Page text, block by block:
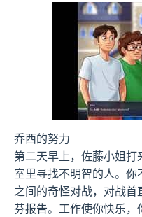
乔西的努力
第二天早上，佐藤小姐
室里寻找不明智的人。
之间的奇怪对战，对战
芬报告。工作使你快乐